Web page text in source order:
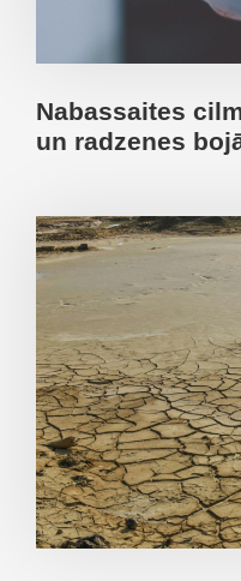
Nabassaites
un radzenes